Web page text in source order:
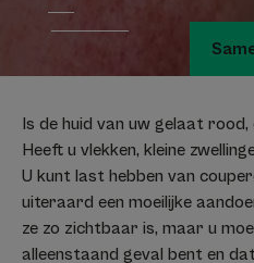
Is de huid van uw gelaat rood,
Heeft u vlekken, kleine
U kunt last hebben van
uiteraard een moeilijke
ze zo zichtbaar is, maar u
alleenstaand geval bent en